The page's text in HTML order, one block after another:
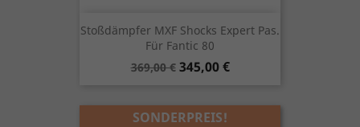
Stoßdämpfer MXF Shocks Expert Pas.
Für Fantic 80
Verkaufspreis
369,00 € Preis
345,00 €
SONDERPREIS!